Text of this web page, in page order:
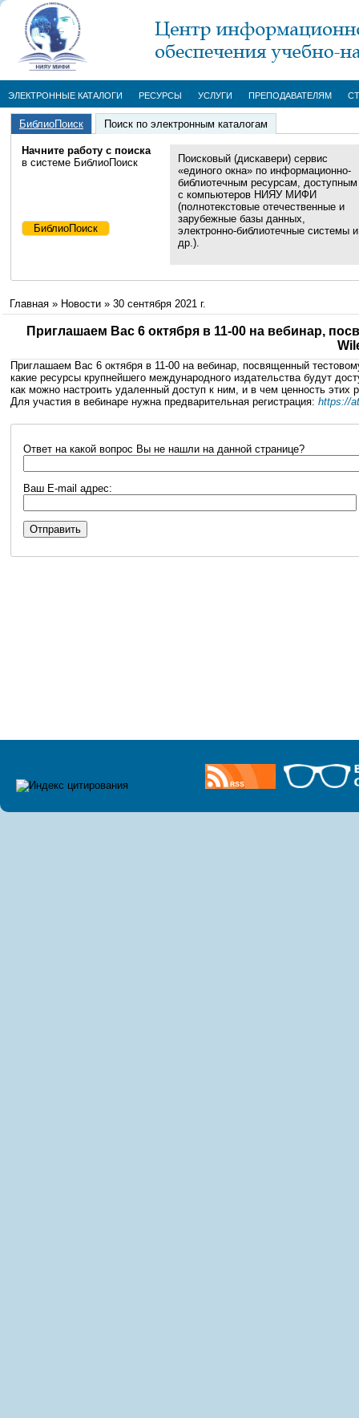
ЭЛЕКТРОННЫЕ КАТАЛОГИ РЕСУРСЫ УСЛУГИ ПРЕПОДАВАТЕЛЯМ
БиблиоПоиск Поиск по электронным каталогам
Начните работу с поиска
в системе БиблиоПоиск
Поисковый (дискавери) сервис
«единого окна» по информационно-
библиотечным ресурсам, доступным
с компьютеров НИЯУ МИФИ
(полнотекстовые отечественные и
зарубежные базы данных,
электронно-библиотечные системы и
др.).
Главная » Новости » 30 сентября 2021 г.
Приглашаем Вас 6 октября в 11-00 на вебинар,
Приглашаем Вас 6 октября в 11-00 на вебинар, посвященный
какие ресурсы крупнейшего международного издательства будут
как можно настроить удаленный доступ к ним, и в чем ценность этих
Для участия в вебинаре нужна предварительная регистрация: https://
Ответ на какой вопрос Вы не нашли на данной странице?
Ваш E-mail адрес: